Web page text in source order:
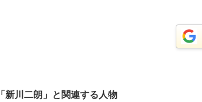
「新川二朗」と関連する人物